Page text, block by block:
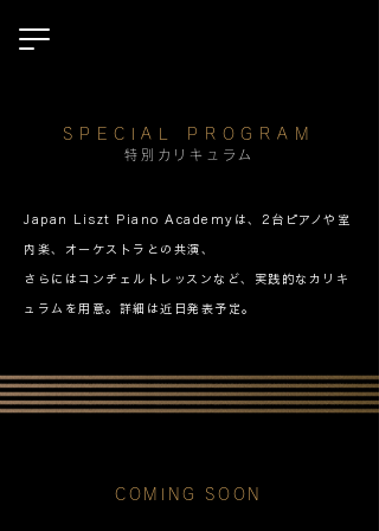
SPECIAL PROGRAM
特別カリキュラム
Japan Liszt Piano Academyは、2台ピアノや室
内楽、オーケストラとの共演、
さらにはコンチェルトレッスンなど、実践的なカリキ
ュラムを用意。詳細は近日発表予定。
COMING SOON